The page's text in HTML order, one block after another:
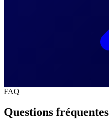
FAQ
Questions fréquentes